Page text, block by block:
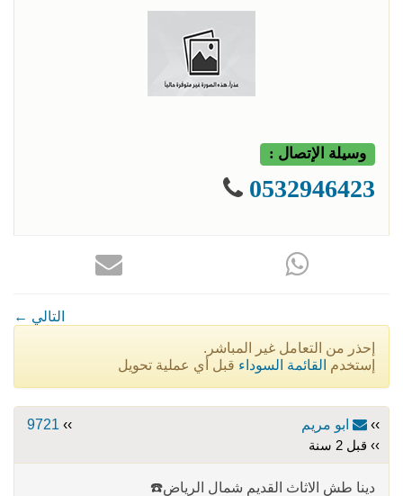
وسيلة الإتصال :
0532946423
← التالي
إحذر من التعامل غير المباشر.
إستخدم القائمة السوداء قبل أي عملية تحويل
›› ابو مريم ››
9721
›› قبل 2 سنة
دينا طش الاثاث القديم شمال الرياض☎️